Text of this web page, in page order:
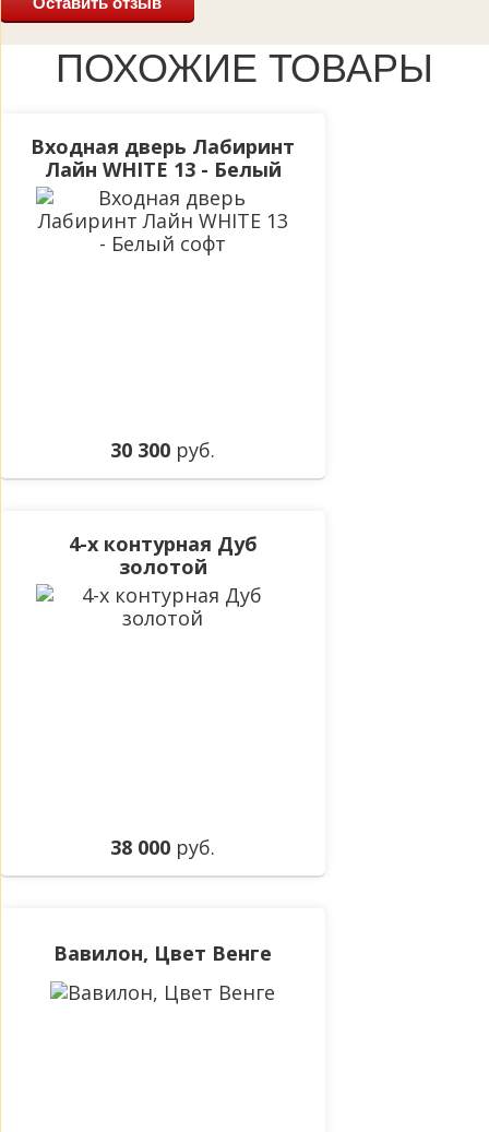
ПОХОЖИЕ ТОВАРЫ
Входная дверь Лабиринт
Лайн WHITE 13 - Белый
софт
30 300 руб.
4-х контурная Дуб
золотой
38 000 руб.
Вавилон, Цвет Венге